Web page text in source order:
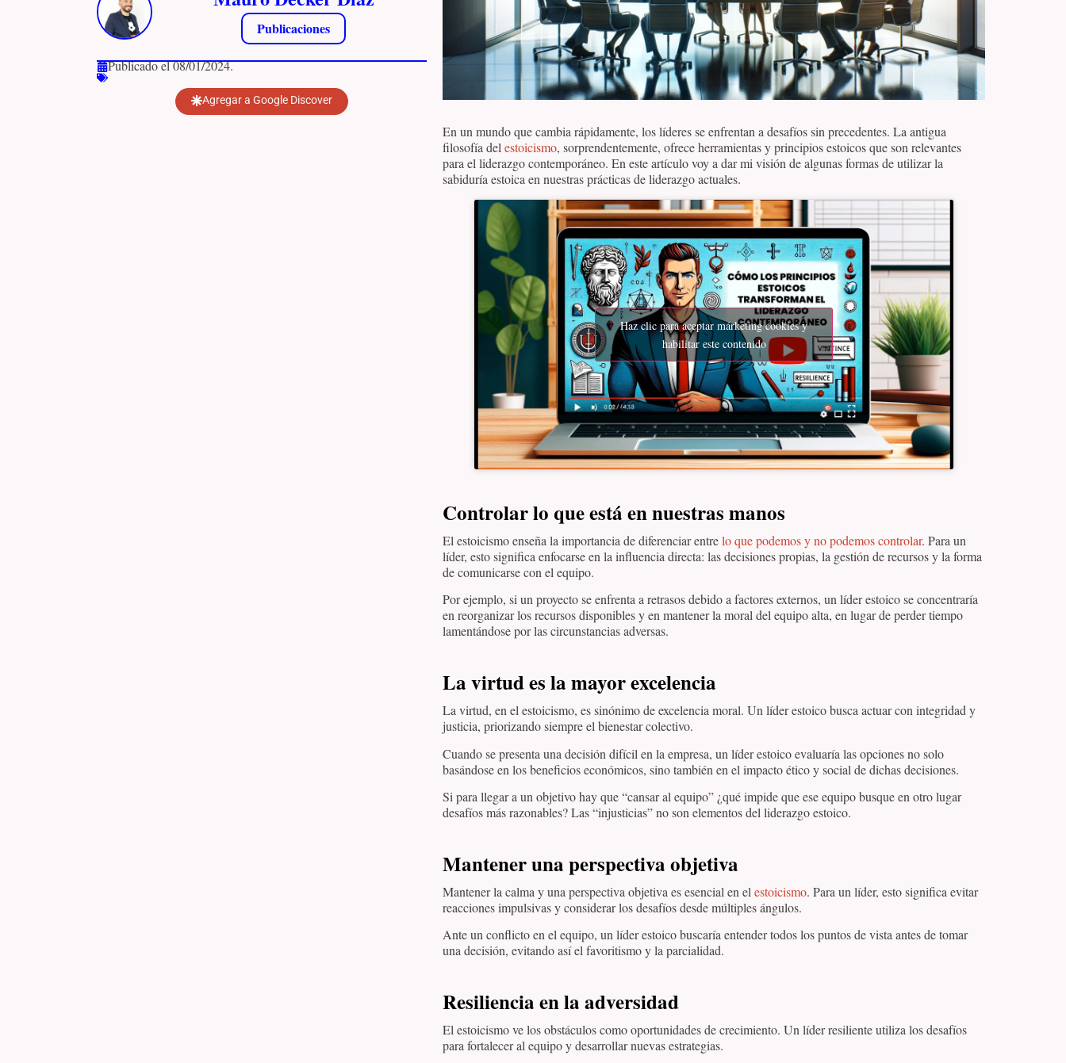
Publicaciones
Publicado el 08/01/2024.
Agregar a Google Discover
En un mundo que cambia rápidamente, los líderes se enfrentan a desafíos sin precedentes. La antigua
filosofía del estoicismo, sorprendentemente, ofrece herramientas y principios estoicos que son relevantes
para el liderazgo contemporáneo. En este artículo voy a dar mi visión de algunas formas de utilizar la
sabiduría estoica en nuestras prácticas de liderazgo actuales.
Haz clic para aceptar márketing cookies y
habilitar este contenido
Controlar lo que está en nuestras manos
El estoicismo enseña la importancia de diferenciar entrelo que podemos y no podemos controlar. Para un
líder, esto significa enfocarse en la influencia directa: las decisiones propias, la gestión de recursos y la forma
de comunicarse con el equipo.
Por ejemplo, si un proyecto se enfrenta a retrasos debido a factores externos, un líder estoico se concentraría
en reorganizar los recursos disponibles y en mantener la moral del equipo alta, en lugar de perder tiempo
lamentándose por las circunstancias adversas.
La virtud es la mayor excelencia
La virtud, en el estoicismo, es sinónimo de excelencia moral. Un líder estoico busca actuar con integridad y
justicia, priorizando siempre el bienestar colectivo.
Cuando se presenta una decisión difícil en la empresa, un líder estoico evaluaría las opciones no solo
basándose en los beneficios económicos, sino también en el impacto ético y social de dichas decisiones.
Si para llegar a un objetivo hay que “cansar al equipo” ¿qué impide que ese equipo busque en otro lugar
desafíos más razonables? Las “injusticias” no son elementos del liderazgo estoico.
Mantener una perspectiva objetiva
Mantener la calma y una perspectiva objetiva es esencial en el estoicismo. Para un líder, esto significa evitar
reacciones impulsivas y considerar los desafíos desde múltiples ángulos.
Ante un conflicto en el equipo, un líder estoico buscaría entender todos los puntos de vista antes de tomar
una decisión, evitando así el favoritismo y la parcialidad.
Resiliencia en la adversidad
El estoicismo ve los obstáculos como oportunidades de crecimiento. Un líder resiliente utiliza los desafíos
para fortalecer al equipo y desarrollar nuevas estrategias.